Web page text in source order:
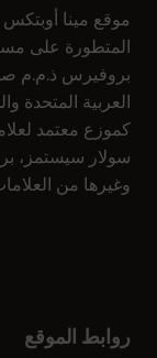
موقع مينا
المتطورة على
بروفيرس ذ.م.م
العربية المتحدة
كموزع معتمد
سولار سيستمز،
وغيرها من
روابط الموقع